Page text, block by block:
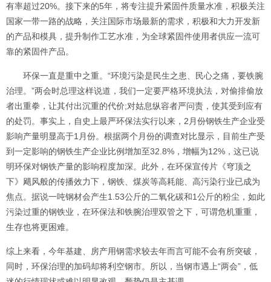
有率超过20%。 接下来的5年，将专注提升紧固件质量水准，积极关注
国家一带一路的战略，关注国际市场最新的需求，积极和大力开发新
的产品和模具，提升制作工艺水准，为全球紧固件使用者供应一流可
靠的紧固件产品。
环保一直是重中之重。“环境污染是民生之患、民心之痛，要铁腕
治理。”两会时总理这样说道，我们一定要严格环境执法，对偷排偷放
者出重拳，让其付出沉重的代价;对姑息纵容者严问责，使其受到应有
的处罚。事实上，自史上最严环保法实行以来，2月份钢铁生产企业受
影响产量明显高于1月份。根据两个月份的调查对比显示，目前生产受
到一定影响的钢铁生产企业比例增加至32.8%，增幅为12%，这已说
明环保对钢铁产量的影响程度加深。此外，在环保宣传片《穹顶之
下》飓风般的传播效力下，钢铁、煤炭等高耗能、高污染行业已成为
焦点。据说一吨钢材会产生1.53公斤的二氧化碳和1公斤的粉尘，如此
污染过重的钢铁业，在环保法和铁腕治理双管之下，可谓危机重重，
生存也将更困难。
综上来看，今年基建、房产用钢需求较去年而言可能不会有所突破，
同时，环保治理的加码却将利空钢市。所以，当钢市遇上“两会”，低